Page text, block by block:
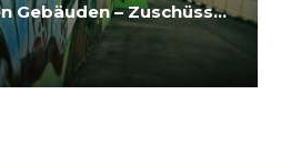
Gebäuden – Zuschüsse